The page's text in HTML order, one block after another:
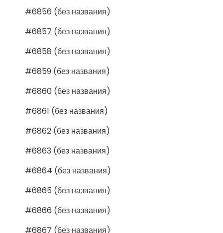
#6856 (без названия)
#6857 (без названия)
#6858 (без названия)
#6859 (без названия)
#6860 (без названия)
#6861 (без названия)
#6862 (без названия)
#6863 (без названия)
#6864 (без названия)
#6865 (без названия)
#6866 (без названия)
#6867 (без названия)